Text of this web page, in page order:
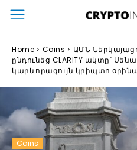
Home Coins
ԱՄՆ
ընդունեց CLARITY ակտը՝
կարևորագույն կրիպտո
Coins